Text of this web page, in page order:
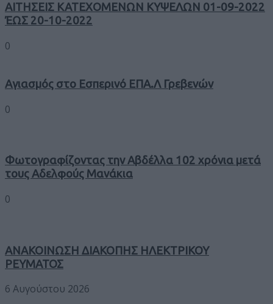
ΑΙΤΗΣΕΙΣ ΚΑΤΕΧΟΜΕΝΩΝ ΚΥΨΕΛΩΝ 01-09-2022
ΈΩΣ 20-10-2022
0
Αγιασμός στο Εσπερινό ΕΠΑ.Λ Γρεβενών
0
Φωτογραφίζοντας την Αβδέλλα 102 χρόνια μετά
τους Αδελφούς Μανάκια
0
ΑΝΑΚΟΙΝΩΣΗ ΔΙΑΚΟΠΗΣ ΗΛΕΚΤΡΙΚΟΥ
ΡΕΥΜΑΤΟΣ
6 Αυγούστου 2026